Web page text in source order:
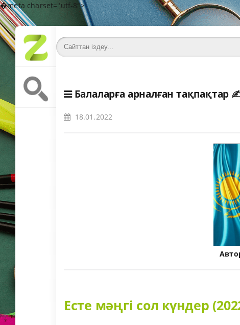
�meta charset="utf-8">
Балаларға арналған тақпақтар
18.01.2022
Есте мәңгі сол күндер